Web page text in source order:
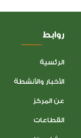
روابط
الرئسية
الأخبار والأنشطة
عن المركز
القطاعات